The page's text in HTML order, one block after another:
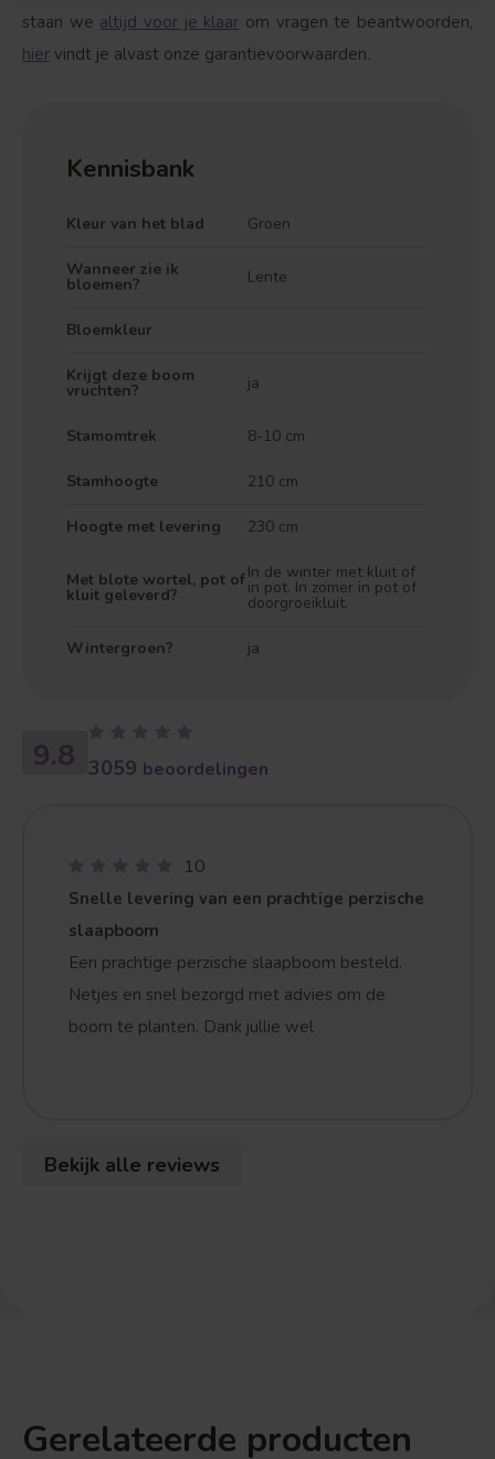
staan we altijd voor je klaar om vragen te beantwoorden,
hier vindt je alvast onze garantievoorwaarden.
Kennisbank
Kleur van het blad Groen
Wanneer zie ik
bloemen? Lente
Bloemkleur
Krijgt deze boom
vruchten? ja
Stamomtrek 8-10 cm
Stamhoogte 210 cm
Hoogte met levering 230 cm
Met blote wortel, pot of
kluit geleverd?
In de winter met kluit of
in pot. In zomer in pot of
doorgroeikluit.
Wintergroen? ja
9.8 3059 beoordelingen
10
Snelle levering van een prachtige perzische
slaapboom
Een prachtige perzische slaapboom besteld.
Netjes en snel bezorgd met advies om de
boom te planten. Dank jullie wel
Bekijk alle reviews
Gerelateerde producten